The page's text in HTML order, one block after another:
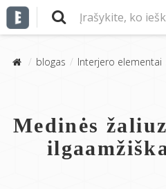
blogas Interjero elementai
Medinės